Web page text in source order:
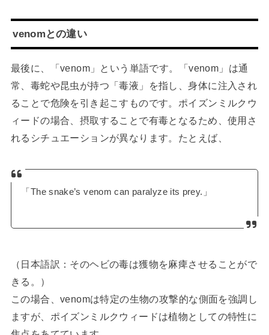
venomとの違い
最後に、「venom」という単語です。「venom」は通
常、毒蛇や昆虫が持つ「毒液」を指し、身体に注入され
ることで危険を引き起こすものです。ポイズンミルクウ
ィードの場合、摂取することで有毒となるため、使用さ
れるシチュエーションが異なります。たとえば、
「The snake’s venom can paralyze its prey.」
（日本語訳：そのヘビの毒は獲物を麻痺させることがで
きる。）
この場合、venomは特定の生物の攻撃的な側面を強調し
ますが、ポイズンミルクウィードは植物としての特性に